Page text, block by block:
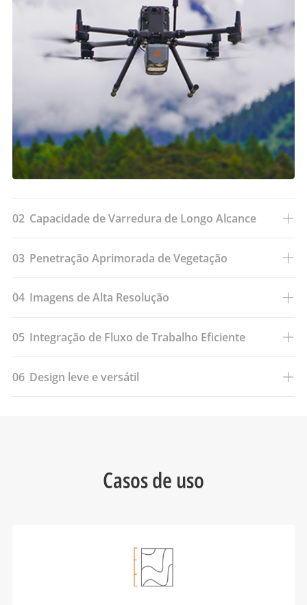
02 Capacidade de Varredura de Longo Alcance
03 Penetração Aprimorada de Vegetação
04 Imagens de Alta Resolução
05 Integração de Fluxo de Trabalho Eficiente
06 Design leve e versátil
Casos de uso